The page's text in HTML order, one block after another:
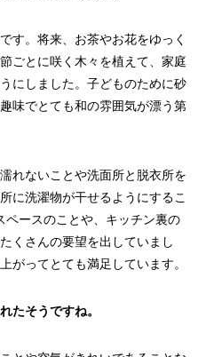
す。将来、お茶やお花をゆっく
ごとに咲く木々を植えて、家庭
にしました。子どものために砂
味でとても和の雰囲気が漂う第
れないことや洗面所と脱衣所を
に洗濯物が干せるようにするこ
ペースのことや、キッチン裏の
くさんの要望を出していまし
がってとても満足しています。
たそうですね。